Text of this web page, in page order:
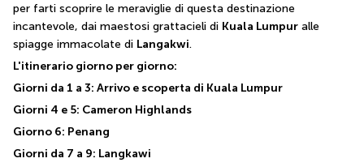
per farti scoprire le meraviglie di questa destinazione
incantevole, dai maestosi grattacieli di Kuala Lumpur alle
spiagge immacolate di Langakwi.
L'itinerario giorno per giorno:
Giorni da 1 a 3: Arrivo e scoperta di Kuala Lumpur
Giorni 4 e 5: Cameron Highlands
Giorno 6: Penang
Giorni da 7 a 9: Langkawi